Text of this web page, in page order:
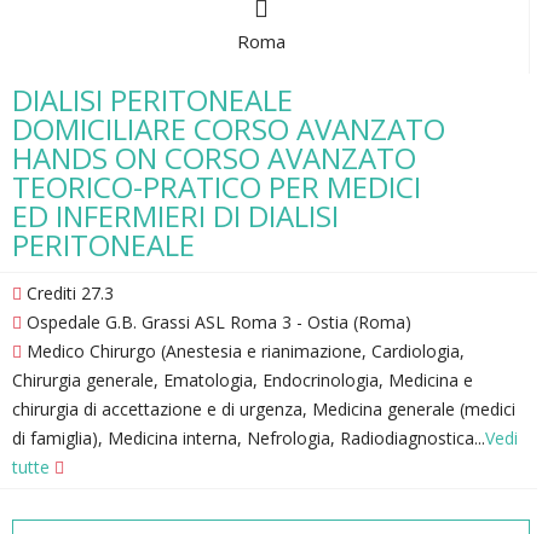
Roma
DIALISI PERITONEALE
DOMICILIARE CORSO AVANZATO
HANDS ON CORSO AVANZATO
TEORICO-PRATICO PER MEDICI
ED INFERMIERI DI DIALISI
PERITONEALE
Crediti 27.3
Ospedale G.B. Grassi ASL Roma 3 - Ostia (Roma)
Medico Chirurgo (Anestesia e rianimazione, Cardiologia,
Chirurgia generale, Ematologia, Endocrinologia, Medicina e
chirurgia di accettazione e di urgenza, Medicina generale (medici
di famiglia), Medicina interna, Nefrologia, Radiodiagnostica...Vedi
tutte